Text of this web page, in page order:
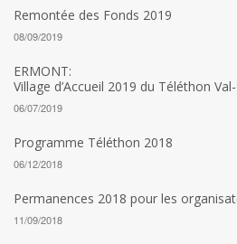
Remontée des Fonds 2019
08/09/2019
ERMONT:
Village d’Accueil 2019 du Téléthon
06/07/2019
Programme Téléthon 2018
06/12/2018
Permanences 2018 pour les
11/09/2018